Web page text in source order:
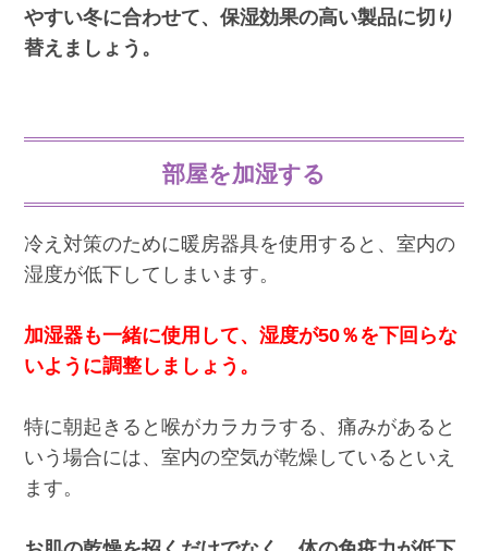
やすい冬に合わせて、保湿効果の高い製品に切り
替えましょう。
部屋を加湿する
冷え対策のために暖房器具を使用すると、室内の
湿度が低下してしまいます。
加湿器も一緒に使用して、湿度が50％を下回らな
いように調整しましょう。
特に朝起きると喉がカラカラする、痛みがあると
いう場合には、室内の空気が乾燥しているといえ
ます。